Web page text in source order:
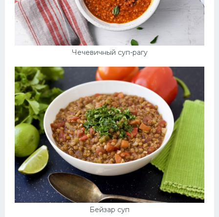
Чечевичный суп-рагу
Бейзар суп